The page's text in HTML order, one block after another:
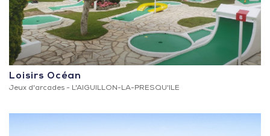
Loisirs Océan
Jeux d'arcades - L'AIGUILLON-LA-PRESQU'ILE